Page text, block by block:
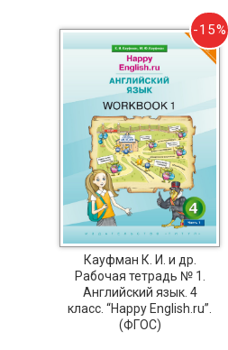
-15%
Кауфман К. И. и др.
Рабочая тетрадь № 1.
Английский язык. 4
класс. “Happy English.ru”.
(ФГОС)